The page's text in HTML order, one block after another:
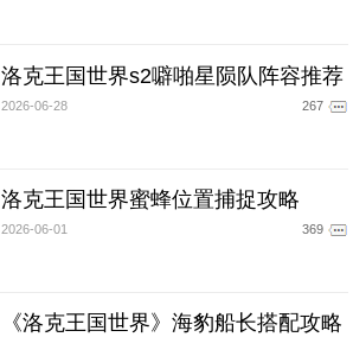
洛克王国世界s2噼啪星陨队阵容推荐
2026-06-28 267
洛克王国世界蜜蜂位置捕捉攻略
2026-06-01 369
《洛克王国世界》海豹船长搭配攻略